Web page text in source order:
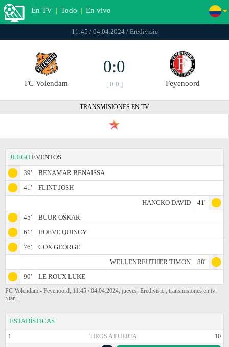
En TV | Todo | En vivo
11:45 / 04.04.2024 / Eredivisie
FC Volendam
0:0
[ 0:0 ] Feyenoord
TRANSMISIONES EN TV
JUEGO EVENTOS
39'
BENAMAR BENAISSA
41'
FLINT JOSH
HANCKO DAVID
41'
45'
BUUR OSKAR
61'
HOEVE QUINCY
76'
COX GEORGE
WELLENREUTHER TIMON
88'
90'
LE ROUX LUKE
FC Volendam - Feyenoord, 11:45 / 04.04.2024, jueves, Eredivisie , transmisiones en tv:
Star +
ESTADÍSTICAS
1 TIROS A PUERTA 10